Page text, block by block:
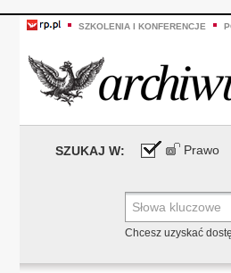
SZKOLENIA I KONFERENCJE
SZUKAJ W: Prawo
Chcesz uzyskać